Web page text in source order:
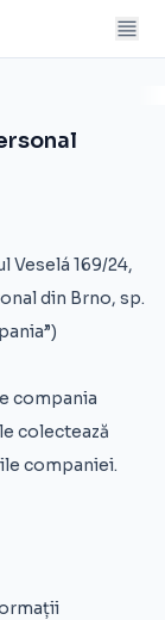
Veselá 169/24,
din Brno, sp.
compania
colectează
companiei.